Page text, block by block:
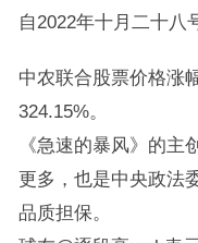
自2022年十月二十八
中农联合股票价格涨
324.15%。
《急速的暴风》的主
更多，也是中央政法
品质担保。